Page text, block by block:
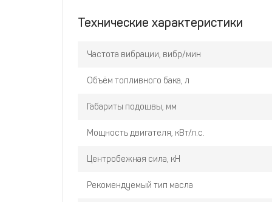
Низкий уровень вибрации на рукоятке
назад, а также работать на одном месте
направление, для удобства оператора;
виброплиты;
Управление дроссельной заслонкой на
траншее.
Технические характеристики
Частота вибрации, вибр/мин
Объём топливного бака, л
Габариты подошвы, мм
Мощность двигателя, кВт/л.с.
Центробежная сила, кН
Рекомендуемый тип масла